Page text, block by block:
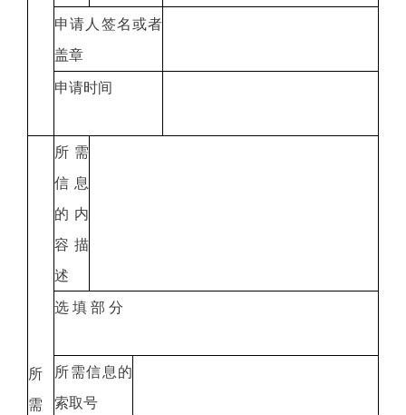
申请人签名或者
盖章
申请时间
所
需
所需
信息
的内
容描
述
选 填 部 分
所需信息的
索取号